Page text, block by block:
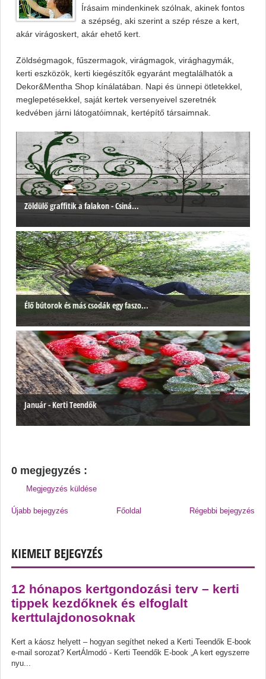
Írásaim mindenkinek szólnak, akinek fontos
a szépség, aki szerint a szép része a kert,
akár virágoskert, akár ehető kert.
Zöldségmagok, fűszermagok, virágmagok, virághagymák,
kerti eszközök, kerti kiegészítők egyaránt megtalálhatók a
Dekor&Mentha Shop kínálatában. Napi és ünnepi ötletekkel,
meglepetésekkel, saját kertek versenyeivel szeretnék
kedvében járni látogatóimnak, kertépítő társaimnak.
Zöldülő graffitik a falakon - Csiná...
Élő bútorok és más csodák egy faszo...
Január - Kerti Teendők
0 megjegyzés :
Megjegyzés küldése
Újabb bejegyzés Régebbi bejegyzés
Főoldal
KIEMELT BEJEGYZÉS
12 hónapos kertgondozási terv – kerti
tippek kezdőknek és elfoglalt
kerttulajdonosoknak
Kert a káosz helyett – hogyan segíthet neked a Kerti Teendők E-book
e-mail sorozat? KertÁlmodó - Kerti Teendők E-book „A kert egyszerre
nyu...